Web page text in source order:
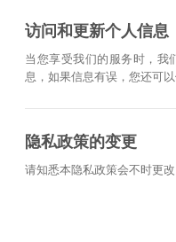
访问和更新个人信息
当您享受我们的服务时，我
息，如果信息有误，您还可以
隐私政策的变更
请知悉本隐私政策会不时更改